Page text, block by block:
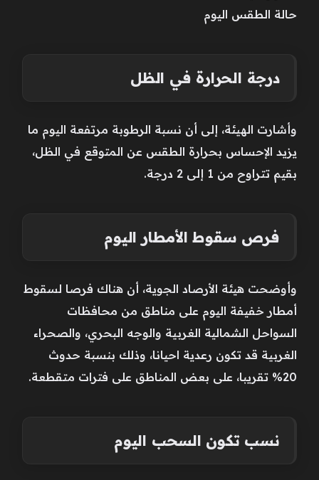
حالة الطقس اليوم
درجة الحرارة في الظل
وأشارت الهيئة، إلى أن نسبة الرطوبة مرتفعة اليوم ما
يزيد الإحساس بحرارة الطقس عن المتوقع في الظل،
بقيم تتراوح من 1 إلى 2 درجة.
فرص سقوط الأمطار اليوم
وأوضحت هيئة الأرصاد الجوية، أن هناك فرصا لسقوط
أمطار خفيفة اليوم على مناطق من محافظات
السواحل الشمالية الغربية والوجه البحري، والصحراء
الغربية قد تكون رعدية احيانا، وذلك بنسبة حدوث
20% تقريبا، على بعض المناطق على فترات متقطعة.
نسب تكون السحب اليوم